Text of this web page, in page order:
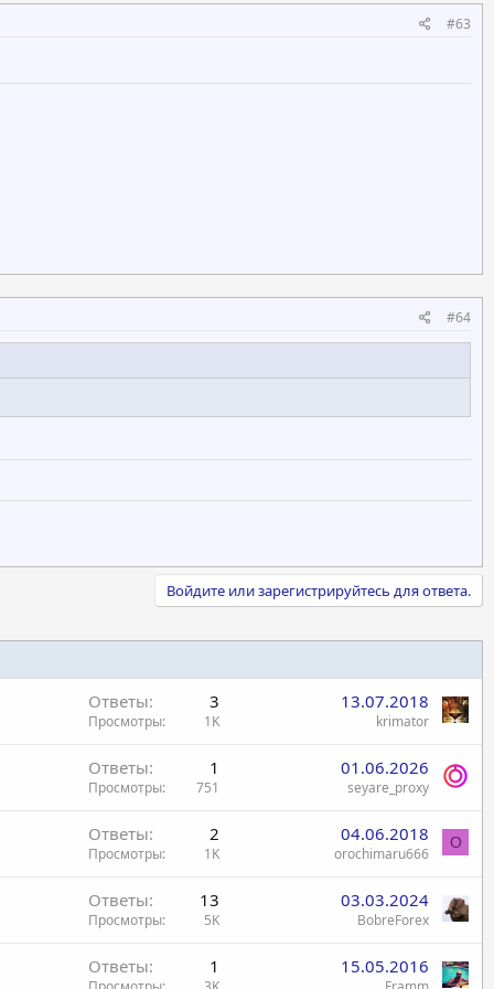
#63
#64
Войдите или зарегистрируйтесь для ответа.
Ответы 3
Просмотры 1K
13.07.2018
krimator
Ответы 1
Просмотры 751
01.06.2026
seyare_proxy
Ответы 2
Просмотры 1K
04.06.2018
orochimaru666
O
Ответы 13
Просмотры 5K
03.03.2024
BobreForex
Ответы 1 15.05.2016